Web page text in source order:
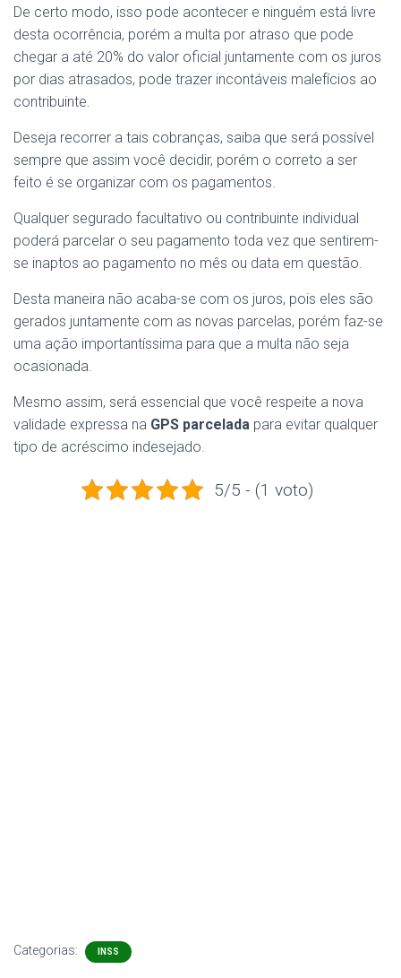
De certo modo, isso pode acontecer e ninguém está livre
desta ocorrência, porém a multa por atraso que pode
chegar a até 20% do valor oficial juntamente com os juros
por dias atrasados, pode trazer incontáveis malefícios ao
contribuinte.
Deseja recorrer a tais cobranças, saiba que será possível
sempre que assim você decidir, porém o correto a ser
feito é se organizar com os pagamentos.
Qualquer segurado facultativo ou contribuinte individual
poderá parcelar o seu pagamento toda vez que sentirem-
se inaptos ao pagamento no mês ou data em questão.
Desta maneira não acaba-se com os juros, pois eles são
gerados juntamente com as novas parcelas, porém faz-se
uma ação importantíssima para que a multa não seja
ocasionada.
Mesmo assim, será essencial que você respeite a nova
validade expressa na GPS parcelada para evitar qualquer
tipo de acréscimo indesejado.
5/5 - (1 voto)
Categorias: INSS